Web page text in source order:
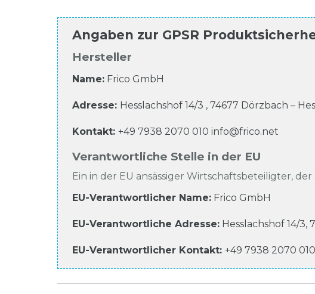
Angaben zur GPSR
Hersteller
Name: Frico GmbH
Adresse: Hesslachshof 14/3 , 74677 Dörzbach –
Kontakt: +49 7938 2070 010 info@frico.net
Verantwortliche Stelle in der EU
Ein in der EU ansässiger Wirtschaftsbeteiligter,
EU-Verantwortlicher Name: Frico GmbH
EU-Verantwortliche Adresse: Hesslachshof 14/3,
EU-Verantwortlicher Kontakt: +49 7938 2070 010